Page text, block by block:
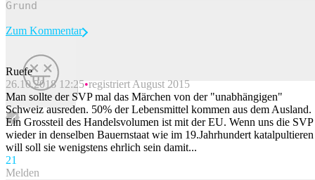
Beitrag melden
Zum Kommentar
Ruefe
26.10.2018 12:25 registriert August 2015
Man sollte der SVP mal das Märchen von der "unabhängigen"
Schweiz ausreden. 50% der Lebensmittel kommen aus dem Ausland.
Ein Grossteil des Handelsvolumen ist mit der EU. Wenn uns die SVP
wieder in denselben Bauernstaat wie im 19.Jahrhundert katalpultieren
will soll sie wenigstens ehrlich sein damit...
21
Melden